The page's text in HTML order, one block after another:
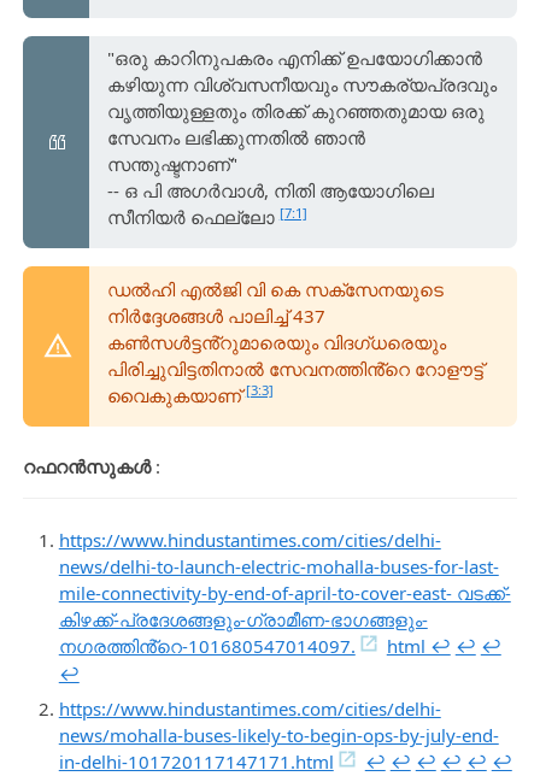
"ഒരു കാറിനുപകരം എനിക്ക് ഉപയോഗിക്കാൻ
കഴിയുന്ന വിശ്വസനീയവും സൗകര്യപ്രദവും
വൃത്തിയുള്ളതും തിരക്ക് കുറഞ്ഞതുമായ ഒരു
സേവനം ലഭിക്കുന്നതിൽ ഞാൻ
സന്തുഷ്ടനാണ്"
-- ഒ പി അഗർവാൾ, നിതി ആയോഗിലെ
സീനിയർ ഫെല്ലോ[7:1]
ഡൽഹി എൽജി വി കെ സക്‌സേനയുടെ
നിർദ്ദേശങ്ങൾ പാലിച്ച് 437
കൺസൾട്ടൻ്റുമാരെയും വിദഗ്ധരെയും
പിരിച്ചുവിട്ടതിനാൽ സേവനത്തിൻ്റെ റോളൗട്ട്
വൈകുകയാണ്[3:3]
റഫറൻസുകൾ:
https://www.hindustantimes.com/cities/delhi-
news/delhi-to-launch-electric-mohalla-buses-for-last-
mile-connectivity-by-end-of-april-to-cover-east- വടക്ക്-
കിഴക്ക്-പ്രദേശങ്ങളും-ഗ്രാമീണ-ഭാഗങ്ങളും-
നഗരത്തിൻ്റെ-101680547014097.
html ↩︎ ↩︎ ↩︎
↩︎
https://www.hindustantimes.com/cities/delhi-
news/mohalla-buses-likely-to-begin-ops-by-july-end-
in-delhi-101720117147171.html
↩︎ ↩︎ ↩︎ ↩︎ ↩︎ ↩︎